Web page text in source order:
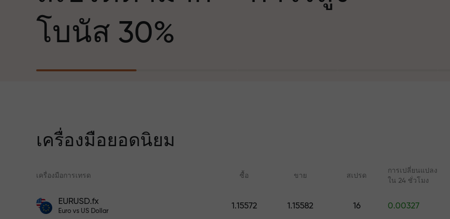
เทรดมีคุณค่าเดียวกัน Aleš Loprais นำความ
มุ่งมั่นและวินัยเข้าสู่โลกของการเทรด ใน
ฐานะพันธมิตรที่สร้างแรงบันดาลใจให้ลูกค้า
ฝากเงิน
ขาดทุนและรับประกันกำไรเพิ่มสามเท่า
ภายใน 6 เดือน เทรดอย่างมั่นใจ — เงินทุน
โบนัส 30%
สำหรับทุกการฝาก
ในการเทรดและบนทางหลวง
แจ็กพอตของขวัญส่วนตัวของคุ
เครื่องมือยอดนิยม
เครื่องมือการเทรด ซื้อ ขาย สเปรด
การเปลี่ยนแปลง
ใน 24 ชั่วโมง
EURUSD.fx
Euro vs US Dollar
1.15572 1.15582 16 0.00327
โบนัสสำหรับเทรดเดอร์